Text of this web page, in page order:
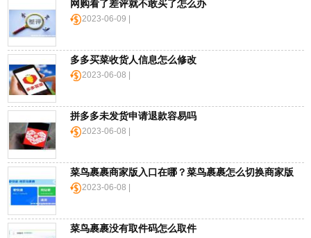
马
逊
乐
天
国
际
6PM
LOOKFANTASTIC
网购看了差评就不敢买了怎么办
2023-06-09 |
多多买菜收货人信息怎么修改
2023-06-08 |
拼多多未发货申请退款容易吗
2023-06-08 |
菜鸟裹裹商家版入口在哪？菜鸟裹裹怎么切换商家版
2023-06-08 |
菜鸟裹裹没有取件码怎么取件